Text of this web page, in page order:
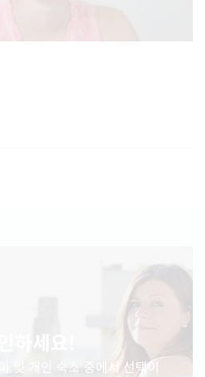
하세요!
및 개인 숙소 중에서 선택이